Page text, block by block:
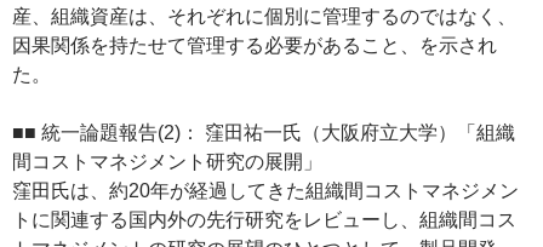
産、組織資産は、それぞれに個別に管理するのではなく、
因果関係を持たせて管理する必要があること、を示され
た。
■■ 統一論題報告(2)： 窪田祐一氏（大阪府立大学）「組織
間コストマネジメント研究の展開」
窪田氏は、約20年が経過してきた組織間コストマネジメン
トに関連する国内外の先行研究をレビューし、組織間コス